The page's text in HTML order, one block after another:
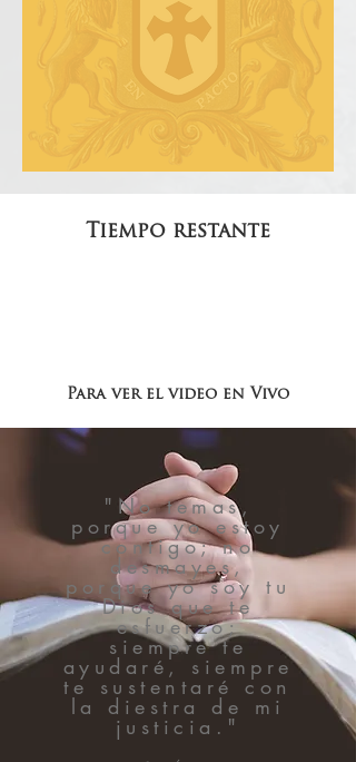
Tiempo restante
Para ver el video en Vivo
"No temas,
porque yo estoy
contigo; no
desmayes,
porque yo soy tu
Dios que te
esfuerzo;
siempre te
ayudaré, siempre
te sustentaré con
la diestra de mi
justicia."